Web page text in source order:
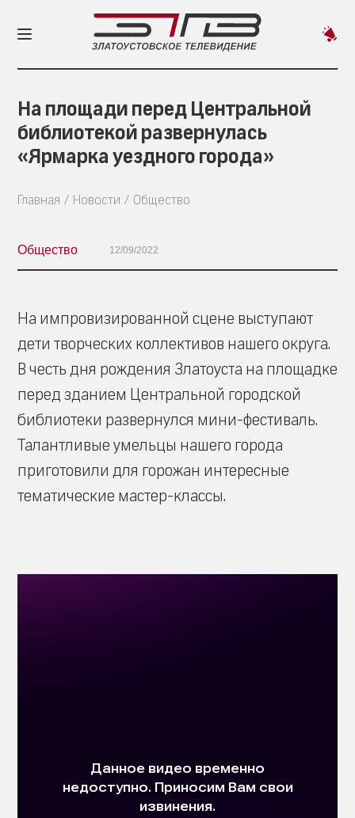
На площади перед Центральной
библиотекой развернулась
«Ярмарка уездного города»
Главная Новости Общество
Общество 12/09/2022
На импровизированной сцене выступают
дети творческих коллективов нашего округа.
В честь дня рождения Златоуста на площадке
перед зданием Центральной городской
библиотеки развернулся мини-фестиваль.
Талантливые умельцы нашего города
приготовили для горожан интересные
тематические мастер-классы.